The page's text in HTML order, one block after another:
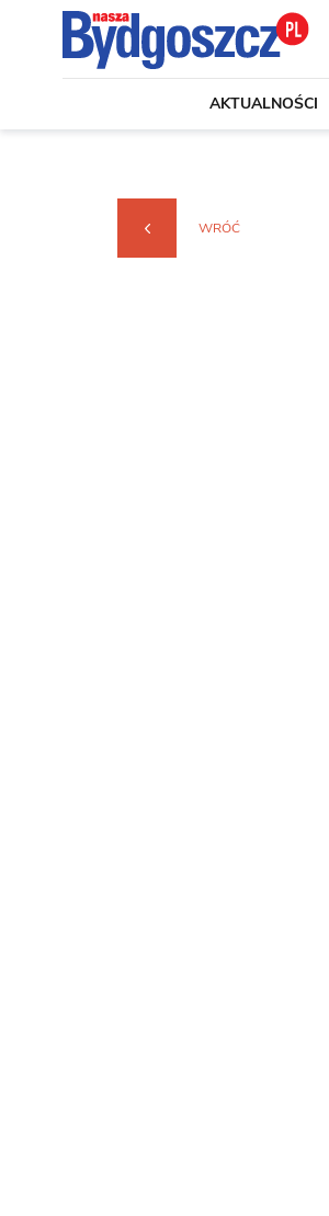
AKTUALNOŚCI
WRÓĆ